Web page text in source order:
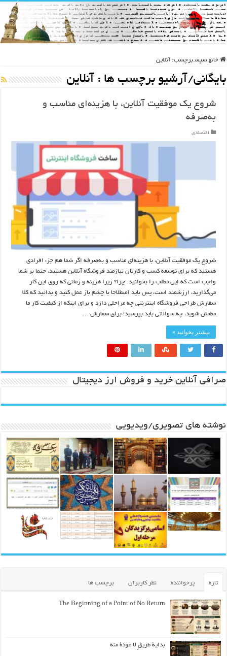
خانه سپس برچسب: آنلاین
بایگانی/آرشیو برچسب ها : آنلاین
شروع یک موفقیت آنلاین، با هزینه‌ای مناسب و
به‌صرفه
اقتصادی
شروع یک موفقیت آنلاین، با هزینه‌ای مناسب و به‌صرفه اگر شما هم جزء افرادی
هستید که برای توسعه کسب و کارتان نیازمند فروشگاه آنلاین هستید، حتما بر شما
واجب است که این مطلب را بخوانید. چرا؟ زیرا هزینه و زمانی که روی این کار
می‌گذارید، ارزشمند است، پس باید اصطلاحا با چشم باز عمل کنید و بدانید که کلا
سفارش طراحی فروشگاه اینترنتی چه مراحلی دارد و برای اینکه از کیفیت کار ما
مطمئن شوید، چه سوالاتی باید بپرسید! برای سفارش …
بیشتر بخوانید »
صرافی آنلاین خرید و فروش ارز دیجیتال
نوشته های تصویری/ویدیویی
تازه پرخواننده نظر کاربران برچسب ها
The Beginning of a Point of No Return
بداية طريقٍ لا عودة منه